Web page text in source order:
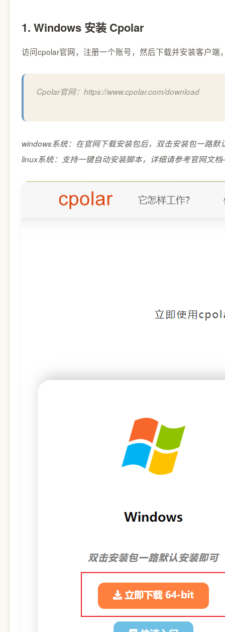
1. Windows 安装 Cpolar
访问cpolar官网，注册一个账号，然后下载并安装客户
Cpolar官网：https://www.cpolar.com/download
windows系统：在官网下载安装包后，双击安装包一路默
linux系统：支持一键自动安装脚本，详细请参考官网文